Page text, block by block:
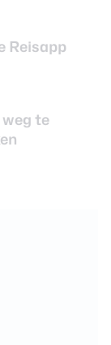
Reisapp
te